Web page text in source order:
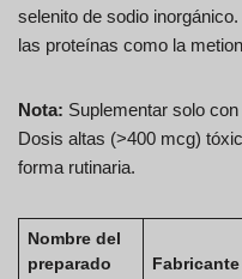
selenito de sodio
las proteínas como la
Nota: Suplementar solo
Dosis altas (>400 mcg)
forma rutinaria.
Nombre del
preparado
Fabricante